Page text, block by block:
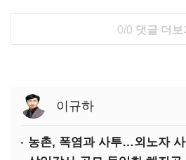
0/0 댓글 더보
이규하
농촌, 폭염과 사투…외노자